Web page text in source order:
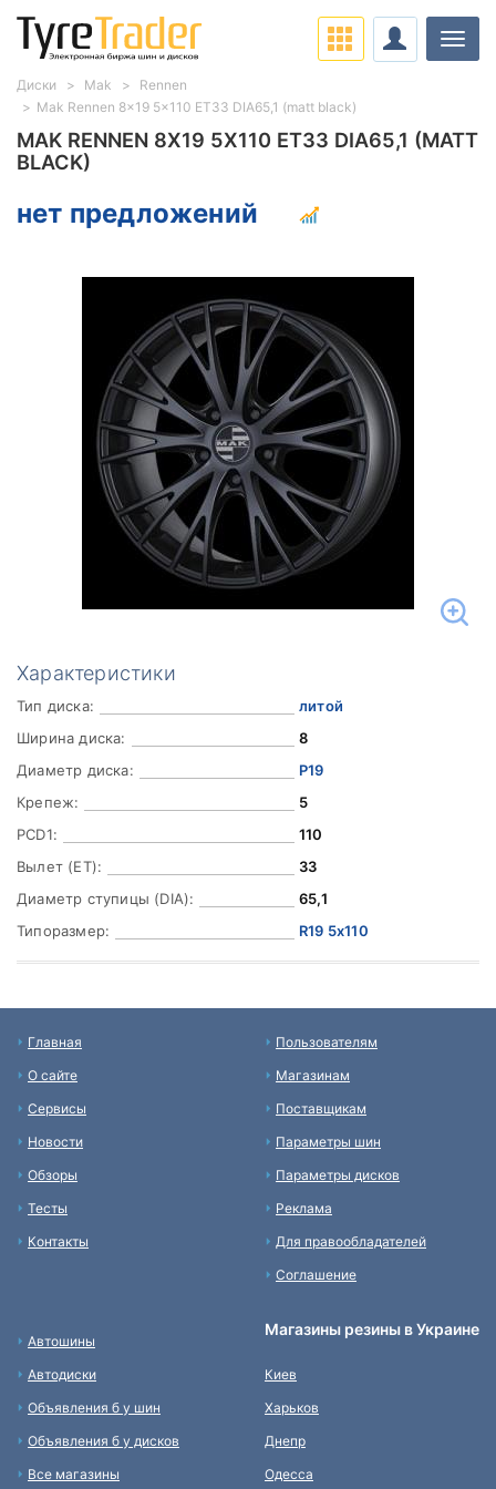
MAK RENNEN 8X19 5X110 ET33 DIA65,1 (MATT
BLACK)
нет предложений
Характеристики
Тип диска:
литой
Ширина диска:
8
Диаметр диска:
Р19
Крепеж:
5
PCD1:
110
Вылет (ET):
33
Диаметр ступицы (DIA):
65,1
Типоразмер:
R19 5x110
Диски Mak
Rennen
Mak Rennen 8x19 5x110 ET33 DIA65,1 (matt black)
Главная
О сайте
Сервисы
Новости
Обзоры
Тесты
Контакты
Пользователям
Магазинам
Поставщикам
Параметры шин
Параметры дисков
Реклама
Для правообладателей
Соглашение
Автошины
Автодиски
Объявления б у шин
Объявления б у дисков
Все магазины
Магазины резины в Украине
Киев
Харьков
Днепр
Одесса